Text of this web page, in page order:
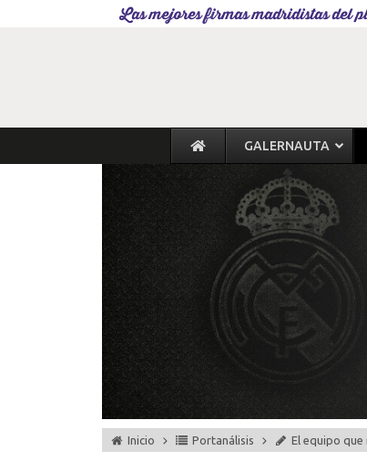
Las mejores firmas madridistas del
GALERNAUTA
Inicio Portanálisis El equipo que